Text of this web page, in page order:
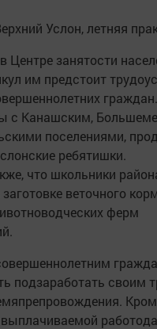
занятости
им предстоит
с Канашским,
поселениями,
ребятишки.
что школьники
веточного
ферм
подзаработать своим